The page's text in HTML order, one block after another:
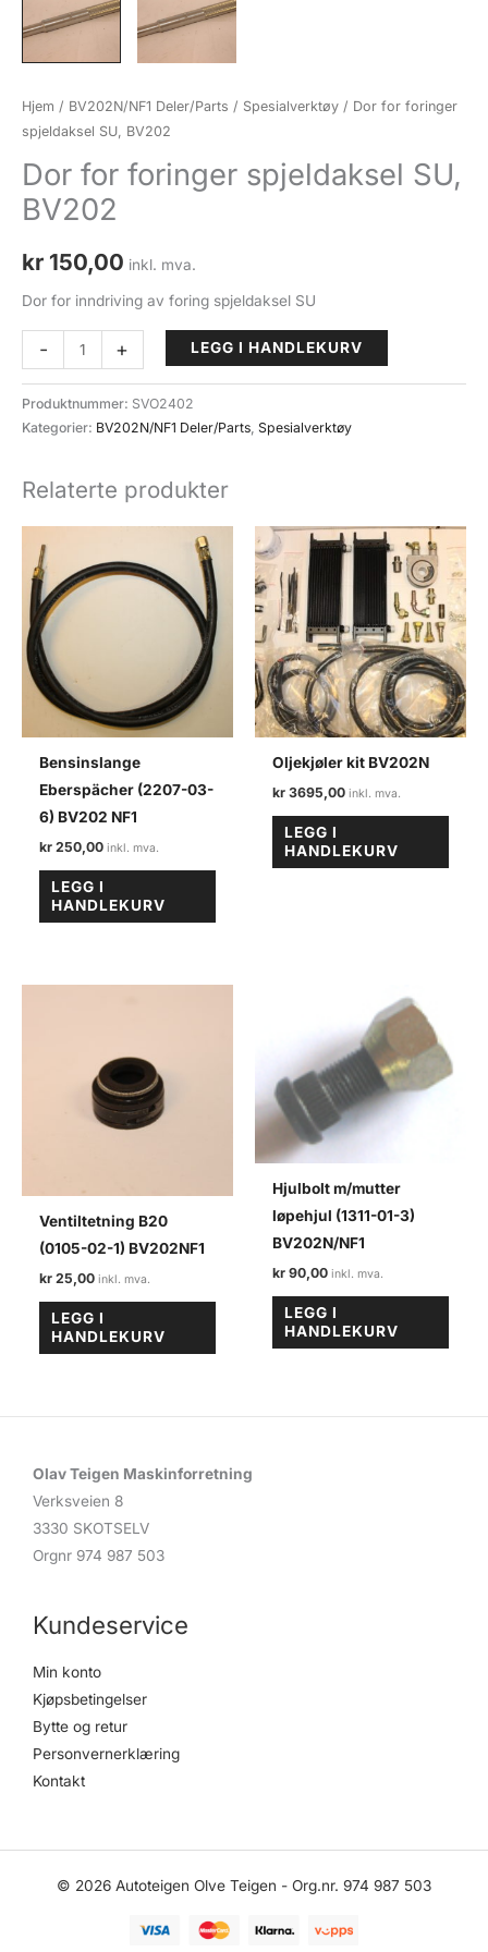
Hjem / BV202N/NF1 Deler/Parts / Spesialverktøy / Dor for foringer
spjeldaksel SU, BV202
Dor for foringer spjeldaksel SU,
BV202
kr 150,00 inkl. mva.
Dor for inndriving av foring spjeldaksel SU
-
for
foringer
spjeldaksel
BV202
+ LEGG I HANDLEKURV
Produktnummer: SVO2402
Kategorier: BV202N/NF1 Deler/Parts Spesialverktøy
Relaterte produkter
Bensinslange
Eberspächer (2207-03-
6) BV202 NF1
kr 250,00
LEGG I
HANDLEKURV
Oljekjøler kit BV202N
kr 3695,00
LEGG I
HANDLEKURV
Ventiltetning B20
(0105-02-1) BV202NF1
kr 25,00
LEGG I
HANDLEKURV
Hjulbolt m/mutter
løpehjul (1311-01-3)
BV202N/NF1
kr 90,00
LEGG I
HANDLEKURV
Olav Teigen Maskinforretning
Verksveien 8
3330 SKOTSELV
Orgnr 974 987 503
Kundeservice
Min konto
Kjøpsbetingelser
Bytte og retur
Personvernerklæring
Kontakt
© 2026 Autoteigen Olve Teigen - Org.nr. 974 987 503